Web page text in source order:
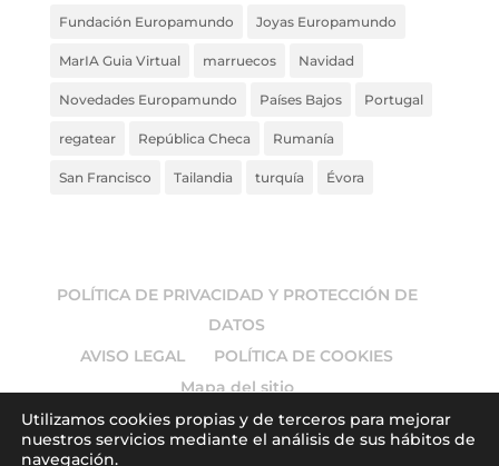
Fundación Europamundo Joyas Europamundo
MarIA Guia Virtual marruecos Navidad
Novedades Europamundo Países Bajos Portugal
regatear República Checa Rumanía
San Francisco Tailandia turquía Évora
POLÍTICA DE PRIVACIDAD Y PROTECCIÓN DE
DATOS
AVISO LEGAL
POLÍTICA DE COOKIES
Mapa del sitio
Utilizamos cookies propias y de terceros para mejorar
nuestros servicios mediante el análisis de sus hábitos de
navegación.